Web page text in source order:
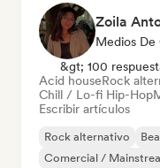
Zoila
Medios
&gt; 100
Acid houseRock
Chill / Lo-fi Hip-Hop
Escribir artículos
Rock alternativo
Comercial /